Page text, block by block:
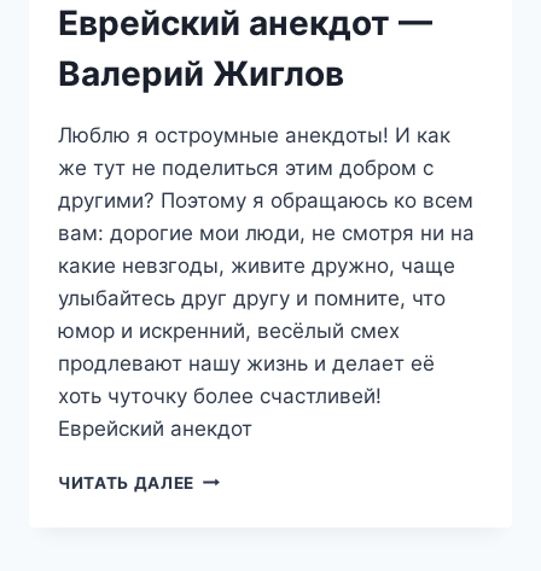
Еврейский анекдот —
Валерий Жиглов
Люблю я остроумные анекдоты! И как
же тут не поделиться этим добром с
другими? Поэтому я обращаюсь ко всем
вам: дорогие мои люди, не смотря ни на
какие невзгоды, живите дружно, чаще
улыбайтесь друг другу и помните, что
юмор и искренний, весёлый смех
продлевают нашу жизнь и делает её
хоть чуточку более счастливей!
Еврейский анекдот
ЧИТАТЬ ДАЛЕЕ ЕВРЕЙСКИЙ